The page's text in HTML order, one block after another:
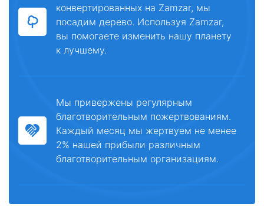
конвертированных на Zamzar, мы
посадим дерево. Используя Zamzar,
вы помогаете изменить нашу планету
к лучшему.
Мы привержены регулярным
благотворительным пожертвованиям.
Каждый месяц мы жертвуем не менее
2% нашей прибыли различным
благотворительным организациям.